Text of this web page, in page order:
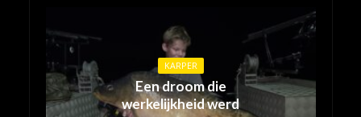
KARPER
Een droom die
werkelijkheid werd